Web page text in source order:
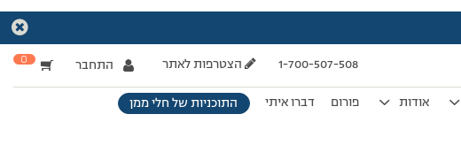
1-700-507-508 הצטרפות לאתר התחבר 0
אודות פורום דברו איתי התוכניות של חלי ממן